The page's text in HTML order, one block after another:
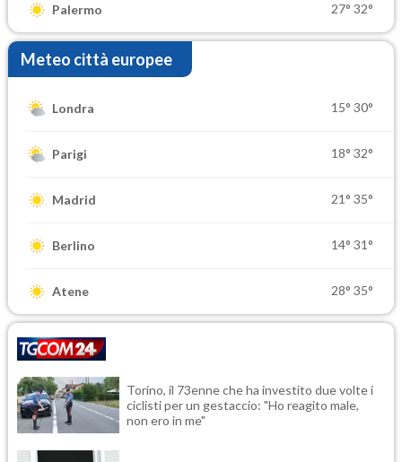
Palermo 27° 32°
Meteo città europee
Londra 15° 30°
Parigi 18° 32°
Madrid 21° 35°
Berlino 14° 31°
Atene 28° 35°
Torino, il 73enne che ha investito due volte i
ciclisti per un gestaccio: "Ho reagito male,
non ero in me"